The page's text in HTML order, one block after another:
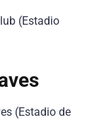
(Estadio
(Estadio de